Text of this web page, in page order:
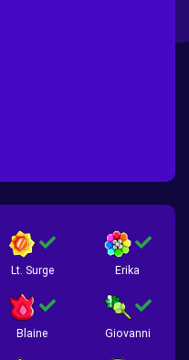
Lt. Surge Erika
Blaine Giovanni